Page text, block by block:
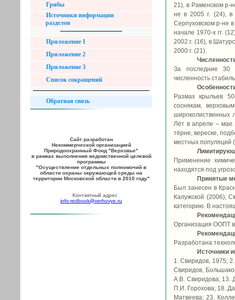
Грибы
Источники информации
разделов
Приложение 1
Приложение 2
Приложение 3
Список сокращений
Обратная связь
Сайт разработан
Некоммерческой организацией
Природоохранный Фонд "Верховье"
в рамках выполнения ведомственной целевой
программы
"Осуществление отдельных полномочий в
области охраны окружающей среды на
территории Московской области в 2010 году"
Контактный адрес
info-redbook@verhovye.ru
21), в Раменском р-
не в 2005 г. (24), в
Серпуховском р-не
начале 1970-х гг.
2002 г. (16), в
2000 г. (21).
За последние 30
численность
Размах крыльев
соснякам,
широколиственных
Лёт в апреле –
тёрне, вереске,
местных популяций
Применение
находятся под
Принятые
Был занесен в
Калужской (2006),
категорию. В
Организация ООПТ в
Разработана
Источники
1. Свиридов, 1975;
Свиридов,
А.В. Свиридова; 13.
П.И. Горохова; 18.
Матвеева; 23.